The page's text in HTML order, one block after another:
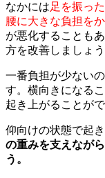
なかには足を振っ
腰に大きな負担を
が悪化することも
方を改善しましょう
一番負担が少ないの
す。横向きになる
起き上がることが
仰向けの状態で起
の重みを支えなが
う。